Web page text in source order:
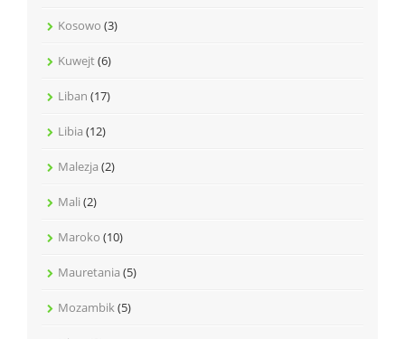
Kosowo (3)
Kuwejt(6)
Liban (17)
Libia (12)
Malezja (2)
Mali (2)
Maroko (10)
Mauretania (5)
Mozambik(5)